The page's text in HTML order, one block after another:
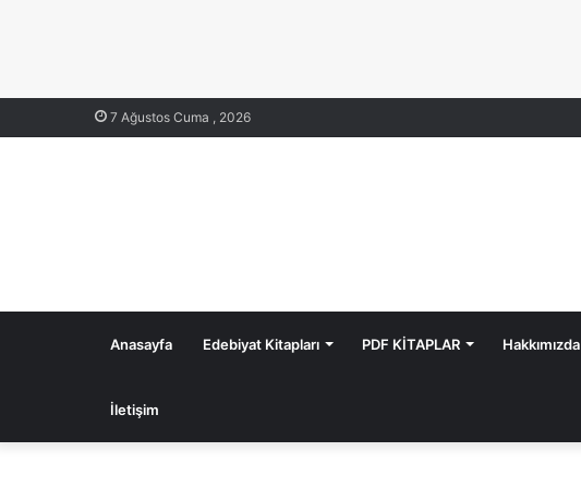
7 Ağustos Cuma , 2026
Anasayfa Edebiyat Kitapları PDF KİTAPLAR Hakkımızda
İletişim